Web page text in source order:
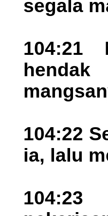
segala
104:21
104:22
ia, lalu
104:23